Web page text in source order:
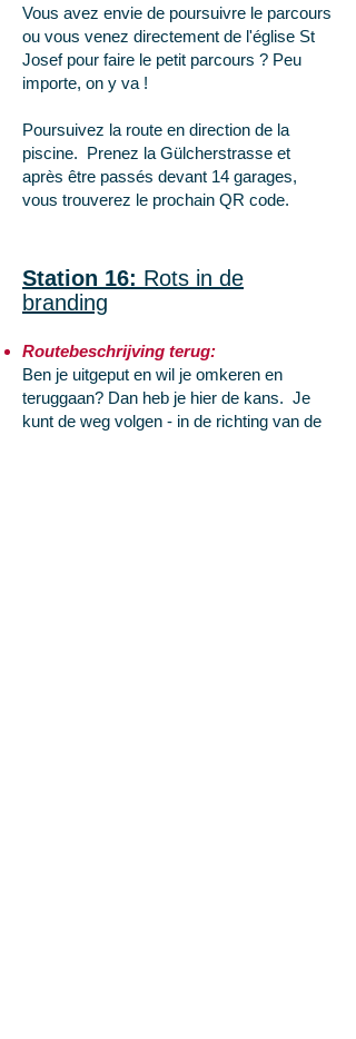
Vous avez envie de poursuivre le parcours
ou vous venez directement de l'église St
Josef pour faire le petit parcours ? Peu
importe, on y va !
Poursuivez la route en direction de la
piscine. Prenez la Gülcherstrasse et
après être passés devant 14 garages,
vous trouverez le prochain QR code.
Station 16: Rots in de
branding
Routebeschrijving terug:
Ben je uitgeput en wil je omkeren en
teruggaan? Dan heb je hier de kans. Je
kunt de weg volgen - in de richting van de